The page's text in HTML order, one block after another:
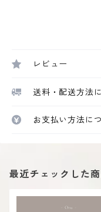
レビュー
送料・配送方法
お支払い方法に
最近チェックした